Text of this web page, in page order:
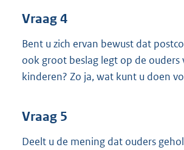
Vraag 4
Bent u zich ervan bewust dat
ook groot beslag legt op de ouders
kinderen? Zo ja, wat kunt u doen
Vraag 5
Deelt u de mening dat ouders